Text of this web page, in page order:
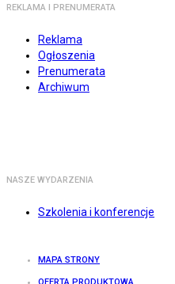
REKLAMA I PRENUMERATA
Reklama
Ogłoszenia
Prenumerata
Archiwum
NASZE WYDARZENIA
Szkolenia i konferencje
MAPA STRONY